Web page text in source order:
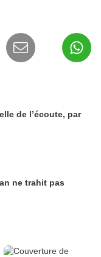
de l’écoute, par
ne trahit pas